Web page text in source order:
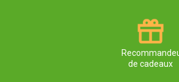
de cadeaux